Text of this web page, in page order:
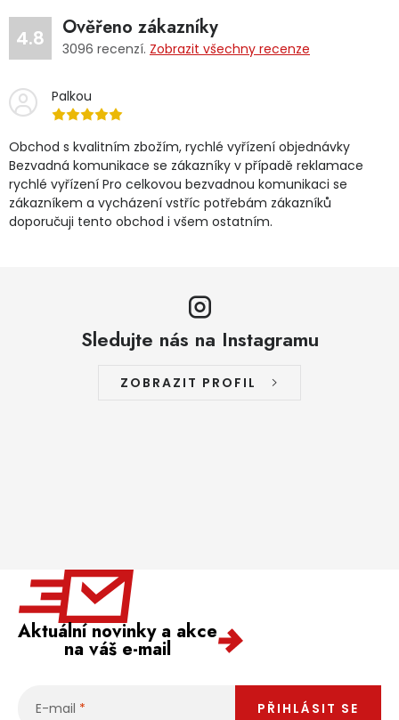
4.8 Ověřeno zákazníky
3096 recenzí. Zobrazit všechny recenze
Palkou
Obchod s kvalitním zbožím, rychlé vyřízení objednávky
Bezvadná komunikace se zákazníky v případě reklamace
rychlé vyřízení Pro celkovou bezvadnou komunikaci se
zákazníkem a vycházení vstříc potřebám zákazníků
doporučuji tento obchod i všem ostatním.
Sledujte nás na Instagramu
ZOBRAZIT PROFIL
Aktuální novinky a akce
na váš e-mail
E-mail PŘIHLÁSIT SE